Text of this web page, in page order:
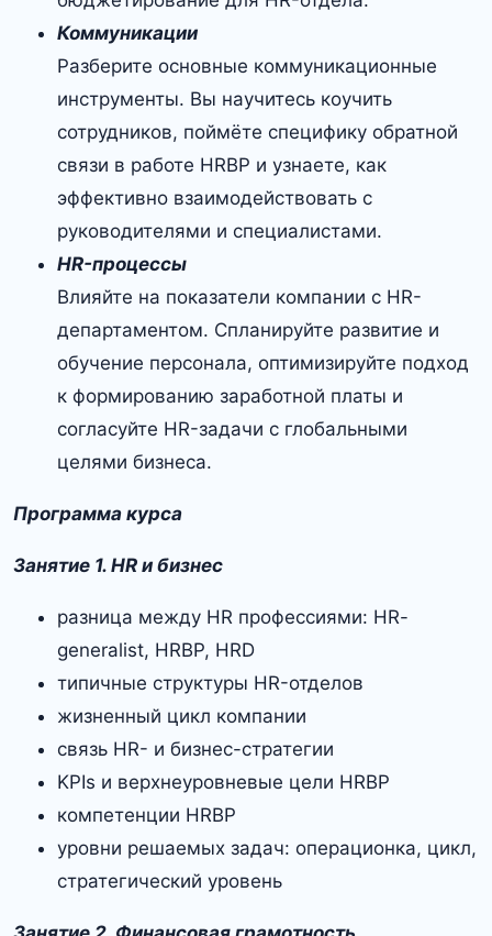
Коммуникации
Разберите основные коммуникационные
инструменты. Вы научитесь коучить
сотрудников, поймёте специфику обратной
связи в работе HRBP и узнаете, как
эффективно взаимодействовать с
руководителями и специалистами.
HR-процессы
Влияйте на показатели компании с HR-
департаментом. Спланируйте развитие и
обучение персонала, оптимизируйте подход
к формированию заработной платы и
согласуйте HR-задачи с глобальными
целями бизнеса.
Программа курса
Занятие 1. HR и бизнес
разница между HR профессиями: HR-
generalist, HRBP, HRD
типичные структуры HR-отделов
жизненный цикл компании
связь HR- и бизнес-стратегии
KPIs и верхнеуровневые цели HRBP
компетенции HRBP
уровни решаемых задач: операционка, цикл,
стратегический уровень